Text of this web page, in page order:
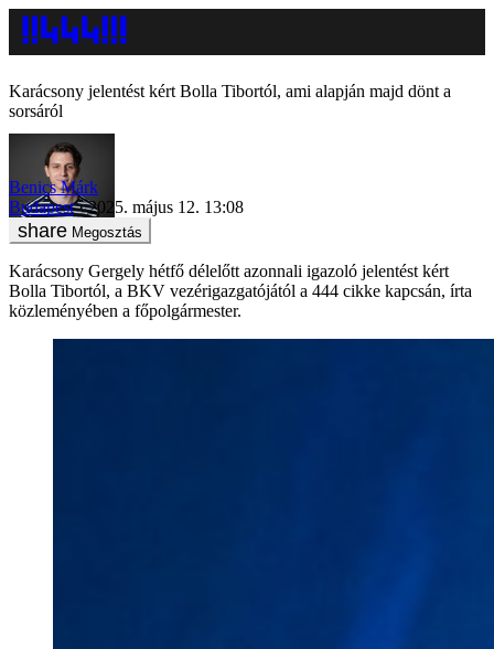
Karácsony jelentést kért Bolla Tibortól, ami alapján majd dönt a
sorsáról
Benics Márk
Budapest
2025. május 12. 13:08
Megosztás
Karácsony Gergely hétfő délelőtt azonnali igazoló jelentést kért
Bolla Tibortól, a BKV vezérigazgatójától a 444 cikke kapcsán, írta
közleményében a főpolgármester.